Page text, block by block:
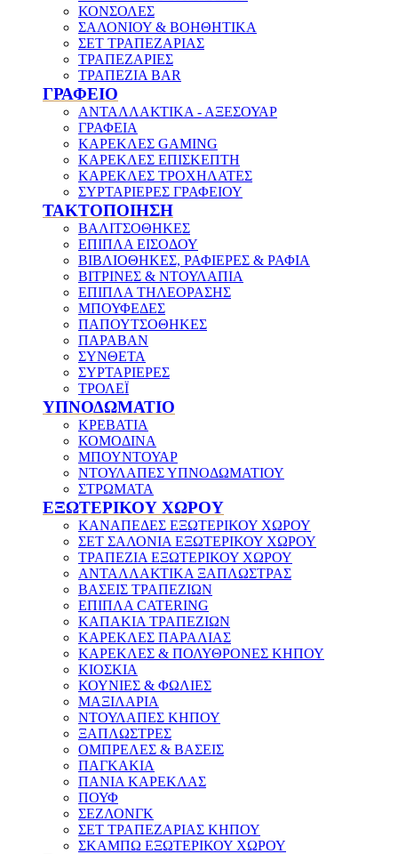
ΚΟΝΣΟΛΕΣ
ΣΑΛΟΝΙΟΥ & ΒΟΗΘΗΤΙΚΑ
ΣΕΤ ΤΡΑΠΕΖΑΡΙΑΣ
ΤΡΑΠΕΖΑΡΙΕΣ
ΤΡΑΠΕΖΙΑ BAR
ΓΡΑΦΕΙΟ
ΑΝΤΑΛΛΑΚΤΙΚΑ - ΑΞΕΣΟΥΑΡ
ΓΡΑΦΕΙΑ
ΚΑΡΕΚΛΕΣ GAMING
ΚΑΡΕΚΛΕΣ ΕΠΙΣΚΕΠΤΗ
ΚΑΡΕΚΛΕΣ ΤΡΟΧΗΛΑΤΕΣ
ΣΥΡΤΑΡΙΕΡΕΣ ΓΡΑΦΕΙΟΥ
ΤΑΚΤΟΠΟΙΗΣΗ
ΒΑΛΙΤΣΟΘΗΚΕΣ
ΕΠΙΠΛΑ ΕΙΣΟΔΟΥ
ΒΙΒΛΙΟΘΗΚΕΣ, ΡΑΦΙΕΡΕΣ & ΡΑΦΙΑ
ΒΙΤΡΙΝΕΣ & ΝΤΟΥΛΑΠΙΑ
ΕΠΙΠΛΑ ΤΗΛΕΟΡΑΣΗΣ
ΜΠΟΥΦΕΔΕΣ
ΠΑΠΟΥΤΣΟΘΗΚΕΣ
ΠΑΡΑΒΑΝ
ΣΥΝΘΕΤΑ
ΣΥΡΤΑΡΙΕΡΕΣ
ΤΡΟΛΕΪ
ΥΠΝΟΔΩΜΑΤΙΟ
ΚΡΕΒΑΤΙΑ
ΚΟΜΟΔΙΝΑ
ΜΠΟΥΝΤΟΥΑΡ
ΝΤΟΥΛΑΠΕΣ ΥΠΝΟΔΩΜΑΤΙΟΥ
ΣΤΡΩΜΑΤΑ
ΕΞΩΤΕΡΙΚΟΥ ΧΩΡΟΥ
ΚΑΝΑΠΕΔΕΣ ΕΞΩΤΕΡΙΚΟΥ ΧΩΡΟΥ
ΣΕΤ ΣΑΛΟΝΙΑ ΕΞΩΤΕΡΙΚΟΥ ΧΩΡΟΥ
ΤΡΑΠΕΖΙΑ ΕΞΩΤΕΡΙΚΟΥ ΧΩΡΟΥ
ΑΝΤΑΛΛΑΚΤΙΚΑ ΞΑΠΛΩΣΤΡΑΣ
ΒΑΣΕΙΣ ΤΡΑΠΕΖΙΩΝ
ΕΠΙΠΛΑ CATERING
ΚΑΠΑΚΙΑ ΤΡΑΠΕΖΙΩΝ
ΚΑΡΕΚΛΕΣ ΠΑΡΑΛΙΑΣ
ΚΑΡΕΚΛΕΣ & ΠΟΛΥΘΡΟΝΕΣ ΚΗΠΟΥ
ΚΙΟΣΚΙΑ
ΚΟΥΝΙΕΣ & ΦΩΛΙΕΣ
ΜΑΞΙΛΑΡΙΑ
ΝΤΟΥΛΑΠΕΣ ΚΗΠΟΥ
ΞΑΠΛΩΣΤΡΕΣ
ΟΜΠΡΕΛΕΣ & ΒΑΣΕΙΣ
ΠΑΓΚΑΚΙΑ
ΠΑΝΙΑ ΚΑΡΕΚΛΑΣ
ΠΟΥΦ
ΣΕΖΛΟΝΓΚ
ΣΕΤ ΤΡΑΠΕΖΑΡΙΑΣ ΚΗΠΟΥ
ΣΚΑΜΠΩ ΕΞΩΤΕΡΙΚΟΥ ΧΩΡΟΥ